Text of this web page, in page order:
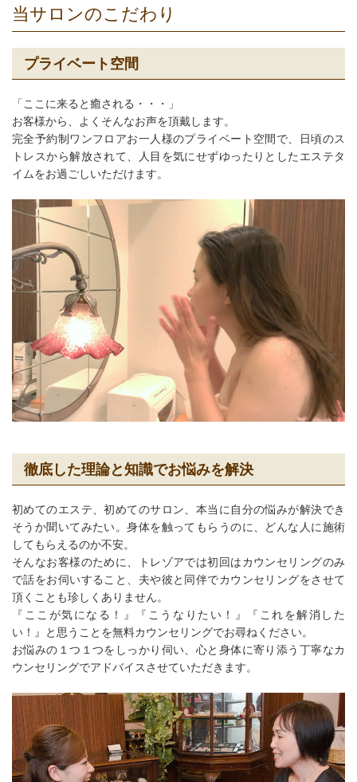
当サロンのこだわり
プライベート空間
「ここに来ると癒される・・・」
お客様から、よくそんなお声を頂戴します。
完全予約制ワンフロアお一人様のプライベート空間で、日頃のス
トレスから解放されて、人目を気にせずゆったりとしたエステタ
イムをお過ごしいただけます。
徹底した理論と知識でお悩みを解決
初めてのエステ、初めてのサロン、本当に自分の悩みが解決でき
そうか聞いてみたい。身体を触ってもらうのに、どんな人に施術
してもらえるのか不安。
そんなお客様のために、トレゾアでは初回はカウンセリングのみ
で話をお伺いすること、夫や彼と同伴でカウンセリングをさせて
頂くことも珍しくありません。
『ここが気になる！』『こうなりたい！』『これを解消した
い！』と思うことを無料カウンセリングでお尋ねください。
お悩みの１つ１つをしっかり伺い、心と身体に寄り添う丁寧なカ
ウンセリングでアドバイスさせていただきます。